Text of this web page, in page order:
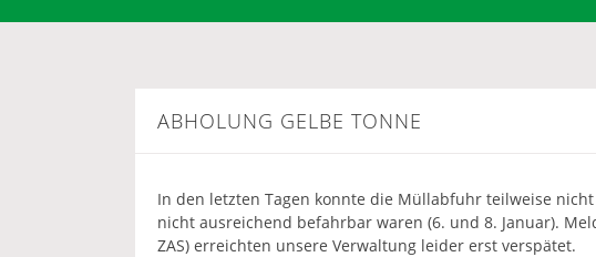
ABHOLUNG GELBE TONNE
In den letzten Tagen konnte die Müllabfuhr teilweise
nicht ausreichend befahrbar waren (6. und 8. Januar).
ZAS) erreichten unsere Verwaltung leider erst verspätet.